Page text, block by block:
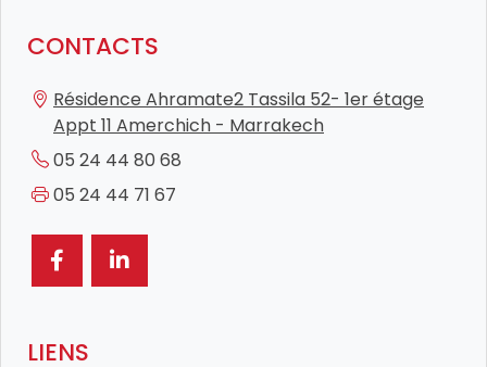
CONTACTS
Résidence Ahramate2 Tassila 52- 1er étage
Appt 11 Amerchich - Marrakech
05 24 44 80 68
05 24 44 71 67
LIENS